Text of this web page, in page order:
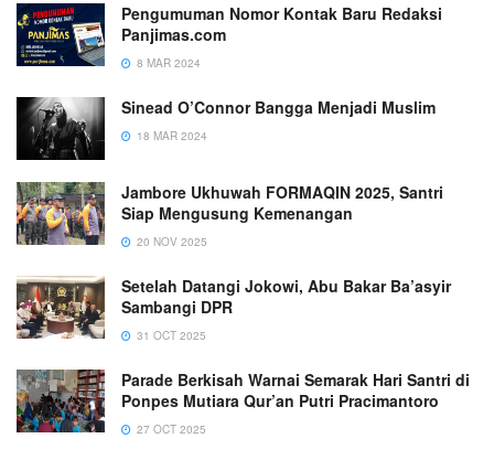
Pengumuman Nomor Kontak Baru Redaksi
Panjimas.com
8 MAR 2024
Sinead O’Connor Bangga Menjadi Muslim
18 MAR 2024
Jambore Ukhuwah FORMAQIN 2025, Santri
Siap Mengusung Kemenangan
20 NOV 2025
Setelah Datangi Jokowi, Abu Bakar Ba’asyir
Sambangi DPR
31 OCT 2025
Parade Berkisah Warnai Semarak Hari Santri di
Ponpes Mutiara Qur’an Putri Pracimantoro
27 OCT 2025